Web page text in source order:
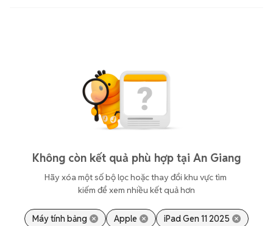
Không còn kết quả phù hợp tại An Giang
Hãy xóa một số bộ lọc hoặc thay đổi khu vực tìm
kiếm để xem nhiều kết quả hơn
Máy tính bảng Apple iPad Gen 11 2025